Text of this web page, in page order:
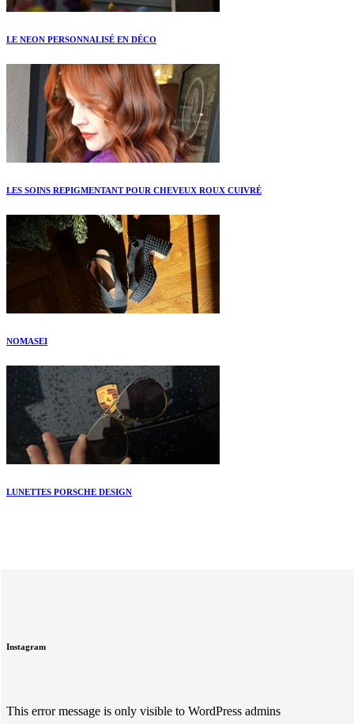
LE NEON PERSONNALISÉ EN DÉCO
LES SOINS REPIGMENTANT POUR CHEVEUX ROUX CUIVRÉ
NOMASEI
LUNETTES PORSCHE DESIGN
Instagram
This error message is only visible to WordPress admins